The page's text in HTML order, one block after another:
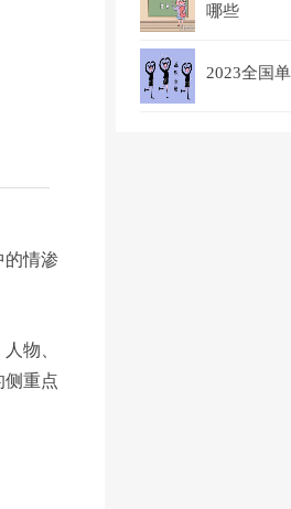
的情渗
物、
侧重点
哪些
2023全国